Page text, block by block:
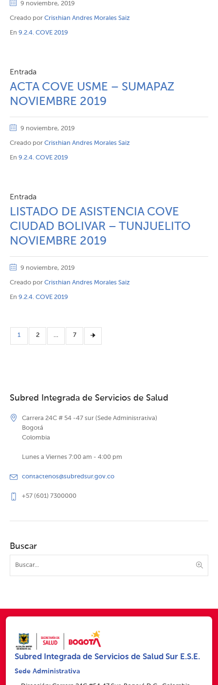
9 noviembre, 2019
Creado por Cristhian Andres Morales Saiz
En 9.2.4. COVE 2019
Entrada
ACTA COVE USME – SUMAPAZ
NOVIEMBRE 2019
9 noviembre, 2019
Creado por Cristhian Andres Morales Saiz
En 9.2.4. COVE 2019
Entrada
LISTADO DE ASISTENCIA COVE
CIUDAD BOLIVAR – TUNJUELITO
NOVIEMBRE 2019
9 noviembre, 2019
Creado por Cristhian Andres Morales Saiz
En 9.2.4. COVE 2019
1 2 … 7
Subred Integrada de Servicios de Salud
Carrera 24C # 54 -47 sur (Sede Administrativa)
Bogotá
Colombia
Lunes a Viernes 7:00 am - 4:00 pm
contactenos@subredsur.gov.co
+57 (601) 7300000
Buscar
Subred Integrada de Servicios de Salud Sur E.S.E.
Sede Administrativa